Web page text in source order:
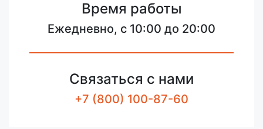
Время работы
Ежедневно, с 10:00 до 20:00
Связаться с нами
+7 (800) 100-87-60